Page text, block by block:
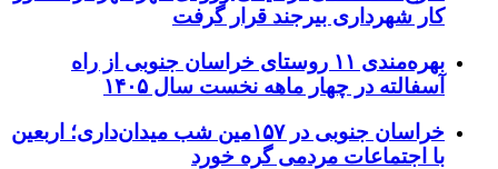
کار شهرداری بیرجند قرار گرفت
بهره‌مندی ۱۱ روستای خراسان جنوبی از راه
آسفالته در چهار ماهه نخست سال ۱۴۰۵
خراسان جنوبی در ۱۵۷مین شب میدان‌داری؛ اربعین
با اجتماعات مردمی گره خورد